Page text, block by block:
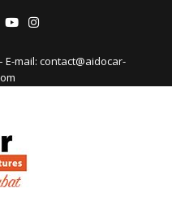
E-mail: contact@aidocar-